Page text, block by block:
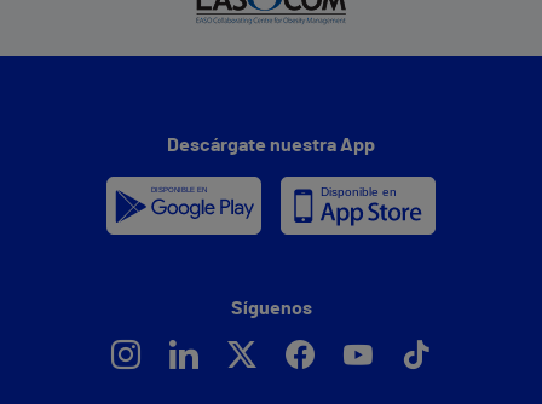
Descárgate nuestra App
Síguenos